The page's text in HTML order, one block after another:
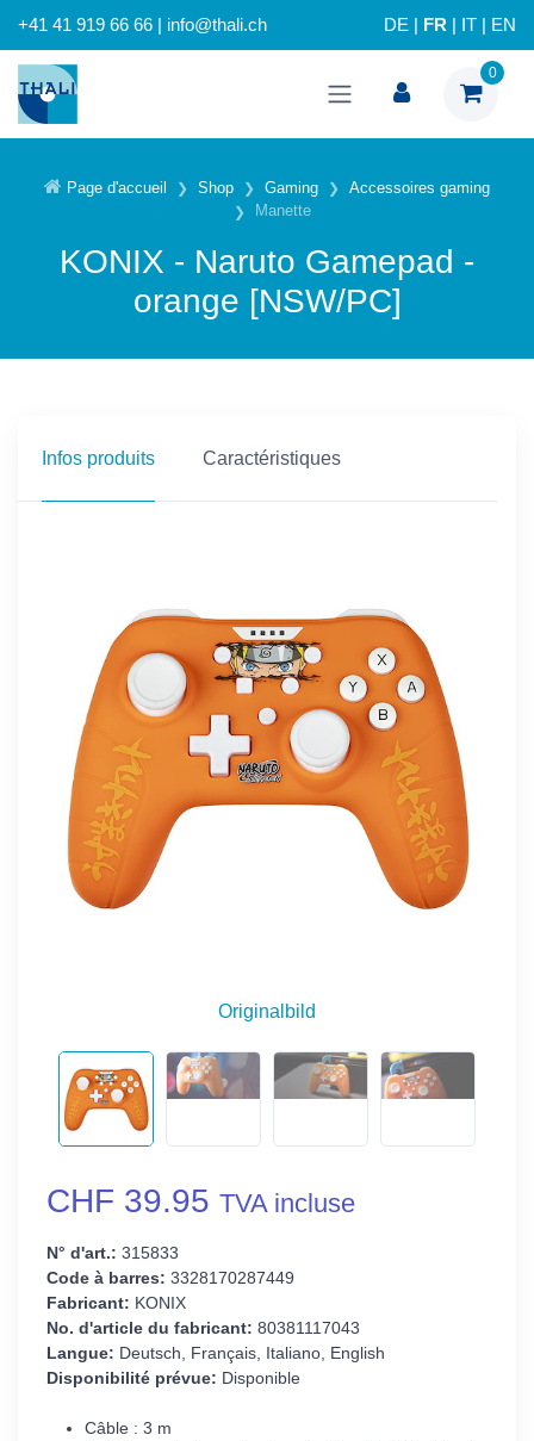
+41 41 919 66 66 | info@thali.ch DE FR IT EN
0
Page d'accueil Shop Gaming
Accessoires gaming
Manette
KONIX - Naruto Gamepad -
orange [NSW/PC]
Infos produits Caractéristiques
Originalbild
CHF 39.95 TVA incluse
N° d'art.: 315833
Code à barres: 3328170287449
Fabricant: KONIX
No. d'article du fabricant: 80381117043
Langue: Deutsch, Français, Italiano, English
Disponibilité prévue: Disponible
Câble : 3 m